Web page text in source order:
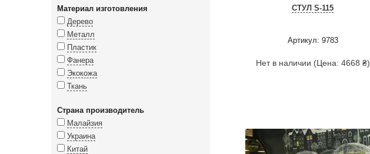
Материал изготовления
Дерево
Металл
Пластик
Фанера
Экокожа
Ткань
Страна производитель
Малайзия
Украина
Китай
СТУЛ S-115
Артикул: 9783
Нет в наличии (Цена: 4668 ₴)